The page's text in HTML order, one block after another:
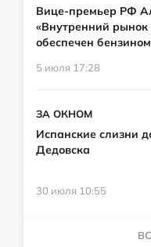
Вице-премьер РФ
«Внутренний рынок
обеспечен
5 июля 17:28
ЗА ОКНОМ
Испанские слизни
Дедовска
30 июля 10:55